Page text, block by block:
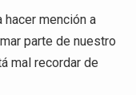
mención a
parte de nuestro
mal recordar de